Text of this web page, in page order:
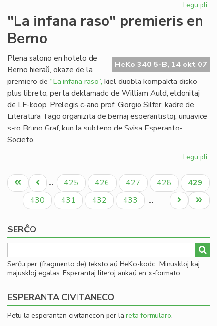
Legu pli
"La infana raso" premieris en
Berno
HeKo 340 5-B, 14 okt 07
Plena salono en hotelo de
Berno hieraŭ, okaze de la
premiero de “La infana raso”, kiel duobla kompakta disko
plus libreto, per la deklamado de William Auld, eldonitaj
de LF-koop. Prelegis c-ano prof. Giorgio Silfer, kadre de
Literatura Tago organizita de bernaj esperantistoj, unuavice
s-ro Bruno Graf, kun la subteno de Svisa Esperanto-
Societo.
Legu pli
en
Pagination
Unua
paĝo
Antaŭa
paĝo
… Paĝo
425 Paĝo
426 Paĝo
427 Paĝo
428
Aktuala
paĝo
429
Paĝo
430 Paĝo
431 Paĝo
432 Paĝo
433 …
Last
page
Next
page
SERĈO
Serĉu per (fragmento de) teksto aŭ HeKo-kodo. Minuskloj kaj
majuskloj egalas. Esperantaj literoj ankaŭ en x-formato.
ESPERANTA CIVITANECO
Petu la esperantan civitanecon per la reta formularo.